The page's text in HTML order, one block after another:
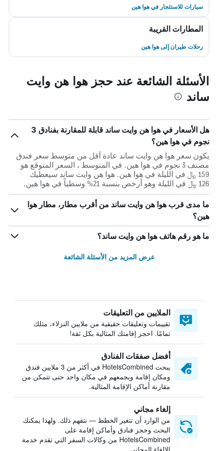
سيارات للاستئجار في هوا هين
المطارات القريبة
رحلات طيران إلى هوا هين
الأسئلة الشائعة عند حجز هوا هن وايت
ساند
هل الأسعار في هوا هن وايت ساند قابلة للمقارنة بفنادق 3
نجوم في هوا هين؟
يكون سعر هوا هن وايت ساند عادة أقل من متوسط ​​سعر فندق
مصنف 3 نجوم في هوا هين. في المتوسط ، السعر المتوقع هو
159 ﷼ في الليلة في هوا هين. هوا هن وايت ساند سيعطيك
126 ﷼ في الليلة وهو أرخص بنسبة 21% وسطياً في هوا هين.
ما مدى قرب هوا هن وايت ساند من أقرب مطار، مطار هوا
هين؟
ما هو رقم هاتف هوا هن وايت ساند؟
عرض المزيد من الأسئلة الشائعة
الملايين من التعليقات
تقييمات وتعليقات حقيقية من ملايين النزلاء، مثلك
تمامًا. احجز إقامتك المثالية بكل ثقة!
أفضل صفقات الفنادق
يبحث HotelsCombined في أكثر من 3 ملايين فندق
ومكان إقامة ويجمعهم في مكان واحد حتى تتمكن من
مقارنة أماكن الإقامة المثالية.
إلغاء مجاني
من الوارد أن تتغير الخطط — نتفهم ذلك. ولهذا يمكنك
البحث وحجز فنادق وأماكن إقامة على
HotelsCombined من وكالات السفر التي تقدم خدمة
الإلغاء المجاني